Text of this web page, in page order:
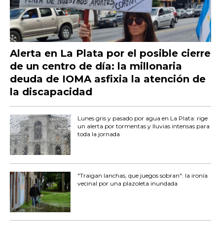
Alerta en La Plata por el posible cierre
de un centro de día: la millonaria
deuda de IOMA asfixia la atención de
la discapacidad
Lunes gris y pasado por agua en La Plata: rige
un alerta por tormentas y lluvias intensas para
toda la jornada
"Traigan lanchas, que juegos sobran": la ironía
vecinal por una plazoleta inundada